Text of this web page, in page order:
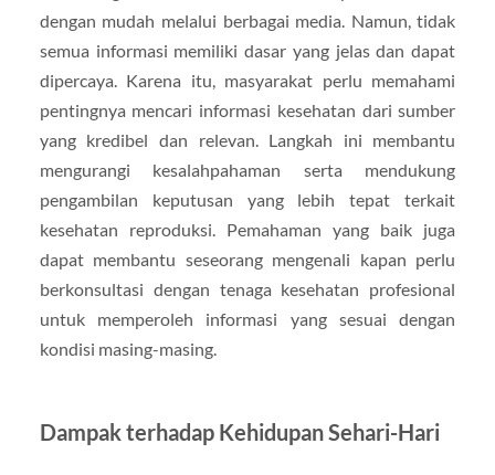
dengan mudah melalui berbagai media. Namun, tidak
semua informasi memiliki dasar yang jelas dan dapat
dipercaya. Karena itu, masyarakat perlu memahami
pentingnya mencari informasi kesehatan dari sumber
yang kredibel dan relevan. Langkah ini membantu
mengurangi kesalahpahaman serta mendukung
pengambilan keputusan yang lebih tepat terkait
kesehatan reproduksi. Pemahaman yang baik juga
dapat membantu seseorang mengenali kapan perlu
berkonsultasi dengan tenaga kesehatan profesional
untuk memperoleh informasi yang sesuai dengan
kondisi masing-masing.
Dampak terhadap Kehidupan Sehari-Hari